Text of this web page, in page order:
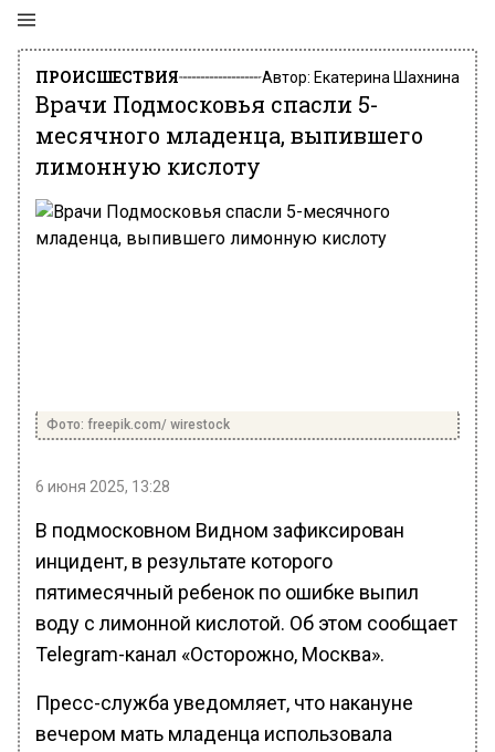
ПРОИСШЕСТВИЯ Автор: Екатерина Шахнина
Врачи Подмосковья спасли 5-
месячного младенца, выпившего
лимонную кислоту
Фото: freepik.com/ wirestock
6 июня 2025, 13:28
В подмосковном Видном зафиксирован
инцидент, в результате которого
пятимесячный ребенок по ошибке выпил
воду с лимонной кислотой. Об этом сообщает
Telegram-канал «Осторожно, Москва».
Пресс-служба уведомляет, что накануне
вечером мать младенца использовала